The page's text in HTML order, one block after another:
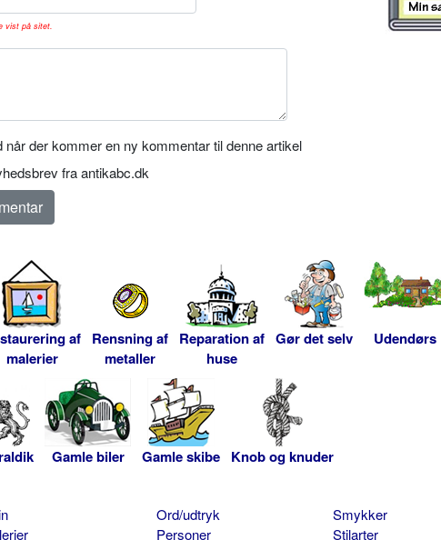
vist på sitet.
når der kommer en ny kommentar til denne artikel
fra antikabc.dk
af
malerier
Rensning af
metaller
Reparation af
huse
Gør det selv Udendørs
Gamle biler Gamle skibe Knob og knuder
Ord/udtryk
Personer
Smykker
Stilarter